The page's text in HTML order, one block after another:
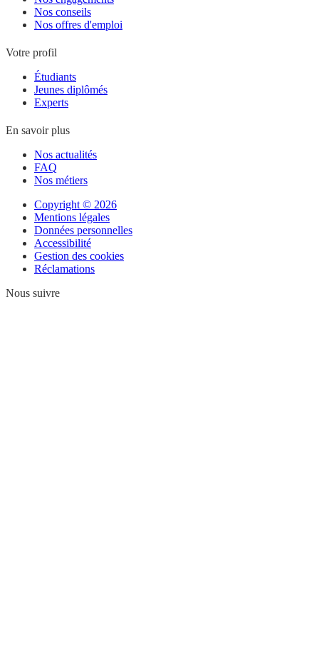
Nos conseils
Nos offres d'emploi
Votre profil
Étudiants
Jeunes diplômés
Experts
En savoir plus
Nos actualités
FAQ
Nos métiers
Copyright © 2026
Mentions légales
Données personnelles
Accessibilité
Gestion des cookies
Réclamations
Nous suivre